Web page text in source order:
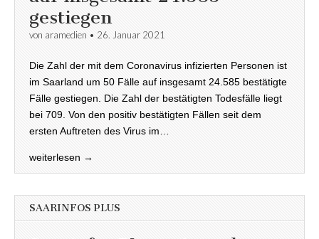
gestiegen
von aramedien • 26. Januar 2021
Die Zahl der mit dem Coronavirus infizierten Personen ist
im Saarland um 50 Fälle auf insgesamt 24.585 bestätigte
Fälle gestiegen. Die Zahl der bestätigten Todesfälle liegt
bei 709. Von den positiv bestätigten Fällen seit dem
ersten Auftreten des Virus im…
weiterlesen →
SAARINFOS PLUS